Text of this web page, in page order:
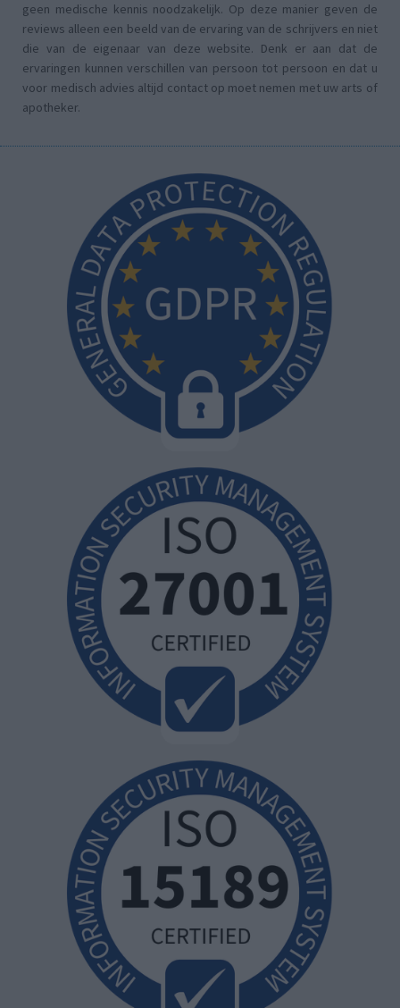
geen medische kennis noodzakelijk. Op deze manier geven de
reviews alleen een beeld van de ervaring van de schrijvers en niet
die van de eigenaar van deze website. Denk er aan dat de
ervaringen kunnen verschillen van persoon tot persoon en dat u
voor medisch advies altijd contact op moet nemen met uw arts of
apotheker.